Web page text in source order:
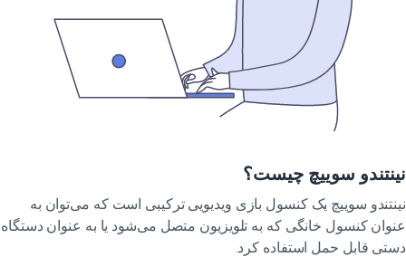
سوییچ چیست؟
سوییچ یک کنسول بازی ویدیویی ترکیبی است که می‌توان به
کنسول خانگی که به تلویزیون متصل می‌شود یا به عنوان دستگاه
قابل حمل استفاده کرد.